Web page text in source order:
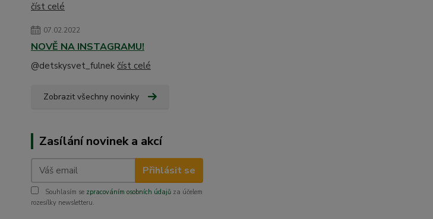
číst celé
07.02.2022
NOVĚ NA INSTAGRAMU!
@detskysvet_fulnek číst celé
Zobrazit všechny novinky
Zasílání novinek a akcí
Přihlásit se
Souhlasím se zpracováním osobních údajů za účelem
rozesílky newsletteru.